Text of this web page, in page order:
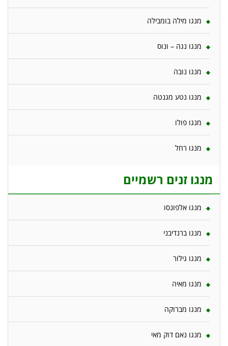
מנגו מילה בומבילה
מנגו נגה – ונוס
מנגו נובה
מנגו נטע מגנטה
מנגו פולו
מנגו רחל
מנגו זנים רשמיים
מנגו אלפונסו
מנגו ברנדיבני
מנגו גילור
מנגו מאיה
מנגו מברוקה
מנגו נאם דוק מאי